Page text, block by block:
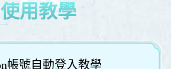
使用教學
帳號自動登入教學